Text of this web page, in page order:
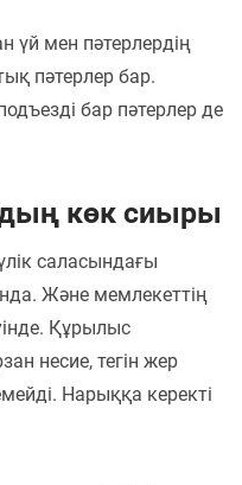
үй мен пәтерлердің
пәтерлер бар.
бар пәтерлер де
көк сиыры
саласындағы
Және мемлекеттің
Құрылыс
несие, тегін жер
Нарыққа керекті